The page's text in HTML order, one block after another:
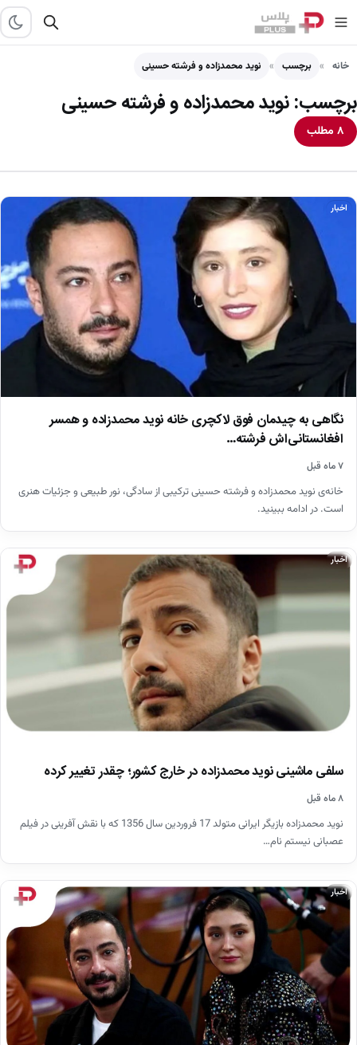
خانه برچسب نوید محمدزاده و فرشته حسینی
برچسب:نوید محمدزاده و فرشته حسینی
۸ مطلب
اخبار
نگاهی به چیدمان فوق لاکچری خانه نوید محمدزاده و همسر
افغانستانی‌اش فرشته…
۷ ماه قبل
خانه‌ی نوید محمدزاده و فرشته حسینی ترکیبی از سادگی، نور طبیعی و جزئیات هنری
است. در ادامه ببینید.
اخبار
سلفی ماشینی نوید محمدزاده در خارج کشور؛ چقدر تغییر کرده
۸ ماه قبل
نوید محمدزاده بازیگر ایرانی متولد 17 فروردین سال 1356 که با نقش آفرینی در فیلم
عصبانی نیستم نام…
اخبار